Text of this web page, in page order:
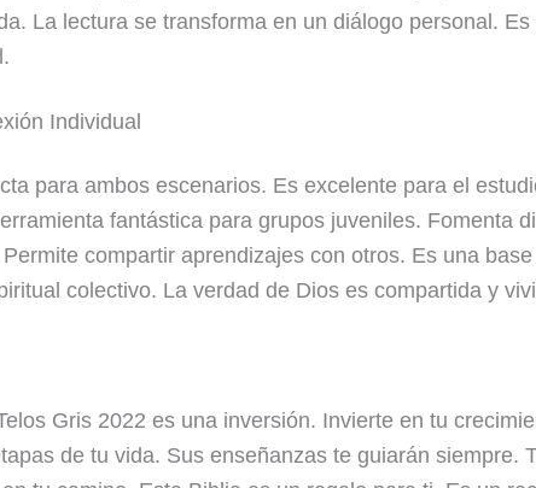
La lectura se transforma en un diálogo personal.
Individual
para ambos escenarios. Es excelente para el
fantástica para grupos juveniles. Fomenta
compartir aprendizajes con otros. Es una
colectivo. La verdad de Dios es compartida y
Gris 2022 es una inversión. Invierte en tu
de tu vida. Sus enseñanzas te guiarán siempre.